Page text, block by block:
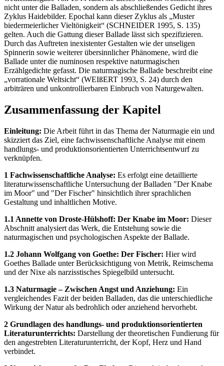
nicht unter die Balladen, sondern als abschließendes Gedicht ihres
Zyklus Haidebilder. Epochal kann dieser Zyklus als „Muster
biedermeierlicher Vieltönigkeit“ (SCHNEIDER 1995, S. 135)
gelten. Auch die Gattung dieser Ballade lässt sich spezifizieren.
Durch das Auftreten inexistenter Gestalten wie der unseligen
Spinnerin sowie weiterer übersinnlicher Phänomene, wird die
Ballade unter die numinosen respektive naturmagischen
Erzählgedichte gefasst. Die naturmagische Ballade beschreibt eine
„vorrationale Weltsicht“ (WEIßERT 1993, S. 24) durch den
arbiträren und unkontrollierbaren Einbruch von Naturgewalten.
Zusammenfassung der Kapitel
Einleitung: Die Arbeit führt in das Thema der Naturmagie ein und
skizziert das Ziel, eine fachwissenschaftliche Analyse mit einem
handlungs- und produktionsorientierten Unterrichtsentwurf zu
verknüpfen.
1 Fachwissenschaftliche Analyse: Es erfolgt eine detaillierte
literaturwissenschaftliche Untersuchung der Balladen "Der Knabe
im Moor" und "Der Fischer" hinsichtlich ihrer sprachlichen
Gestaltung und inhaltlichen Motive.
1.1 Annette von Droste-Hülshoff: Der Knabe im Moor: Dieser
Abschnitt analysiert das Werk, die Entstehung sowie die
naturmagischen und psychologischen Aspekte der Ballade.
1.2 Johann Wolfgang von Goethe: Der Fischer: Hier wird
Goethes Ballade unter Berücksichtigung von Metrik, Reimschema
und der Nixe als narzisstisches Spiegelbild untersucht.
1.3 Naturmagie – Zwischen Angst und Anziehung: Ein
vergleichendes Fazit der beiden Balladen, das die unterschiedliche
Wirkung der Natur als bedrohlich oder anziehend hervorhebt.
2 Grundlagen des handlungs- und produktionsorientierten
Literaturunterrichts: Darstellung der theoretischen Fundierung für
den angestrebten Literaturunterricht, der Kopf, Herz und Hand
verbindet.